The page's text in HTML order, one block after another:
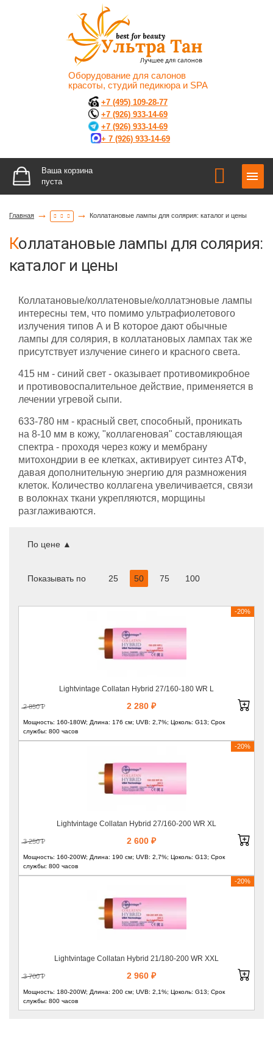
Оборудование для салонов
красоты, студий педикюра и SPA
+7 (495) 109-28-77
+7 (926) 933-14-69
+7 (926) 933-14-69
+ 7 (926) 933-14-69
Ваша корзина
пуста
Главная → → Коллатановые лампы для солярия: каталог и цены
Коллатановые лампы для солярия:
каталог и цены
Коллатановые/коллатеновые/коллатэновые лампы
интересны тем, что помимо ультрафиолетового
излучения типов А и В которое дают обычные
лампы для солярия, в коллатановых лампах так же
присутствует излучение синего и красного света.
415 нм - синий свет - оказывает противомикробное
и противовоспалительное действие, применяется в
лечении угревой сыпи.
633-780 нм - красный свет, способный, проникать
на 8-10 мм в кожу, "коллагеновая" составляющая
спектра - проходя через кожу и мембрану
митохондрии в ее клетках, активирует синтез АТФ,
давая дополнительную энергию для размножения
клеток. Количество коллагена увеличивается, связи
в волокнах ткани укрепляются, морщины
разглаживаются.
По цене ▲
Показывать по 25 50 75 100
-20%
Lightvintage Collatan Hybrid 27/160-180 WR L
2 850 ₽ 2 280 ₽
Мощность: 160-180W; Длина: 176 см; UVB: 2,7%; Цоколь: G13; Срок
службы: 800 часов
-20%
Lightvintage Collatan Hybrid 27/160-200 WR XL
3 250 ₽ 2 600 ₽
Мощность: 160-200W; Длина: 190 см; UVB: 2,7%; Цоколь: G13; Срок
службы: 800 часов
-20%
Lightvintage Collatan Hybrid 21/180-200 WR XXL
3 700 ₽ 2 960 ₽
Мощность: 180-200W; Длина: 200 см; UVB: 2,1%; Цоколь: G13; Срок
службы: 800 часов